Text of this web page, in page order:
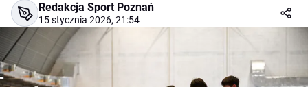
Redakcja Sport Poznań
15 stycznia 2026, 21:54